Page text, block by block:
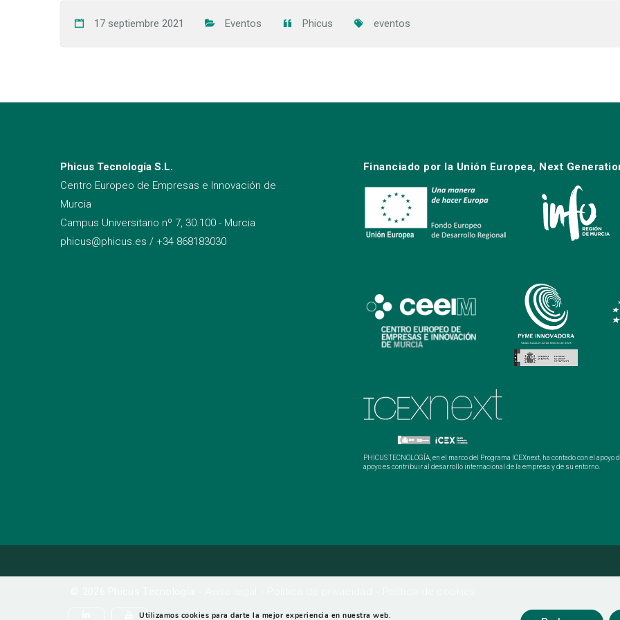
17 septiembre 2021 Eventos Phicus eventos
Phicus Tecnología S.L.
Centro Europeo de Empresas e Innovación de
Murcia
Campus Universitario nº 7, 30.100 - Murcia
phicus@phicus.es / +34 868183030
Financiado por la Unión Europea, Next
PHICUS TECNOLOGÍA, en el marco del Programa ICEXnext, ha contado con el
apoyo es contribuir al desarrollo internacional de la empresa y de su entorno.
Utilizamos cookies para darte la mejor experiencia en nuestra web.